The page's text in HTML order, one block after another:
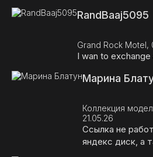
RandBaaj5095
Grand Rock Motel,
I wan to
Марина
Коллекция
21.05.26
Ссылка не
яндекс диск, а